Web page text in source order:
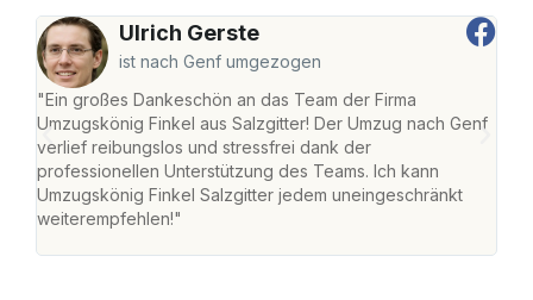
Ulrich Gerste
ist nach Genf umgezogen
"Ein großes Dankeschön an das Team der Firma
Umzugskönig Finkel aus Salzgitter! Der Umzug nach Genf
verlief reibungslos und stressfrei dank der
professionellen Unterstützung des Teams. Ich kann
Umzugskönig Finkel Salzgitter jedem uneingeschränkt
weiterempfehlen!"